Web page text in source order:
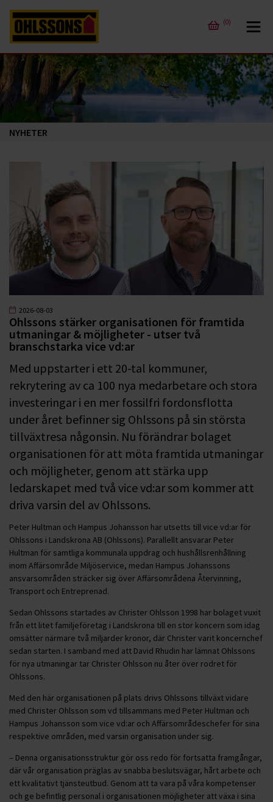
(0)
NYHETER
2026-08-03
Ohlssons stärker organisationen för framtida
utmaningar & möjligheter - utser två
branschstarka vice vd:ar
Med uppstarter i ett 20-tal kommuner,
rekrytering av ca 100 nya medarbetare och stora
investeringar i en mer fossilfri fordonsflotta
under året befinner sig Ohlssons på sin största
tillväxtresa någonsin. Nu förändrar bolaget
organisationen för att möta framtida utmaningar
och möjligheter, genom att stärka upp
ledarskapet med två vice vd:ar som kommer att
driva varsin del av Ohlssons.
Peter Hultman och Hampus Johansson har utsetts till vice vd:ar för
Ohlssons i Landskrona AB (Ohlssons). Parallellt ansvarar Peter
Hultman för samtliga kommunala uppdrag och hushållsrenhållning
inom Affärsområde Miljöservice, medan Hampus Johanssons
ansvarsområden sträcker sig över Affärsområdena Återvinning,
Transport och Entreprenad.
Sedan Ohlssons startades av Christer Ohlsson 1998 har bolaget vuxit
från ett litet familjeföretag i Landskrona till en stor koncern som idag
omsätter närmare två miljarder kronor, där Christer varit koncernchef
sedan starten. I samband med att David Rhudin har lämnat Ohlssons
för nya utmaningar tar Christer Ohlsson nu åter över rodret för
Ohlssons.
Med den här organisationen på plats drivs Ohlssons tillväxt vidare
med Christer Ohlsson som vd tillsammans med Peter Hultman och
Hampus Johansson som vice vd:ar och Affärsområdeschefer för sina
respektive områden, med varsin organisation under sig.
– Denna organisationsstruktur gör oss redo för fortsatta framgångar,
där vår organisation präglas av snabba beslutsvägar, hårt arbete och
ett kvalitativt tjänsteutbud. Genom att ta vara på våra kompetenser
och ge befintlig personal i organisationen möjligheter att växa i sina